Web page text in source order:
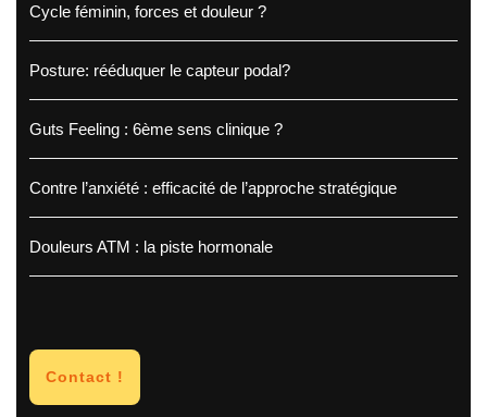
Cycle féminin, forces et douleur ?
Posture: rééduquer le capteur podal?
Guts Feeling : 6ème sens clinique ?
Contre l’anxiété : efficacité de l’approche stratégique
Douleurs ATM : la piste hormonale
Contact !